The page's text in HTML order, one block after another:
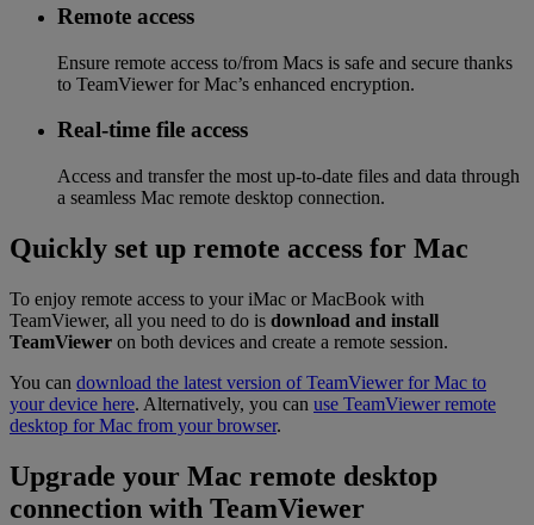
Remote access
Ensure remote access to/from Macs is safe and secure thanks
to TeamViewer for Mac’s enhanced encryption.
Real-time file access
Access and transfer the most up-to-date files and data through
a seamless Mac remote desktop connection.
Quickly set up remote access for Mac
To enjoy remote access to your iMac or MacBook with
TeamViewer, all you need to do is download and install
TeamViewer on both devices and create a remote session.
You can download the latest version of TeamViewer for Mac to
your device here. Alternatively, you can use TeamViewer remote
desktop for Mac from your browser.
Upgrade your Mac remote desktop
connection with TeamViewer